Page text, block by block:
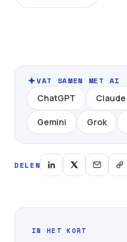
VAT SAMEN MET AI
ChatGPT Claude
Gemini Grok
DELEN
IN HET KORT